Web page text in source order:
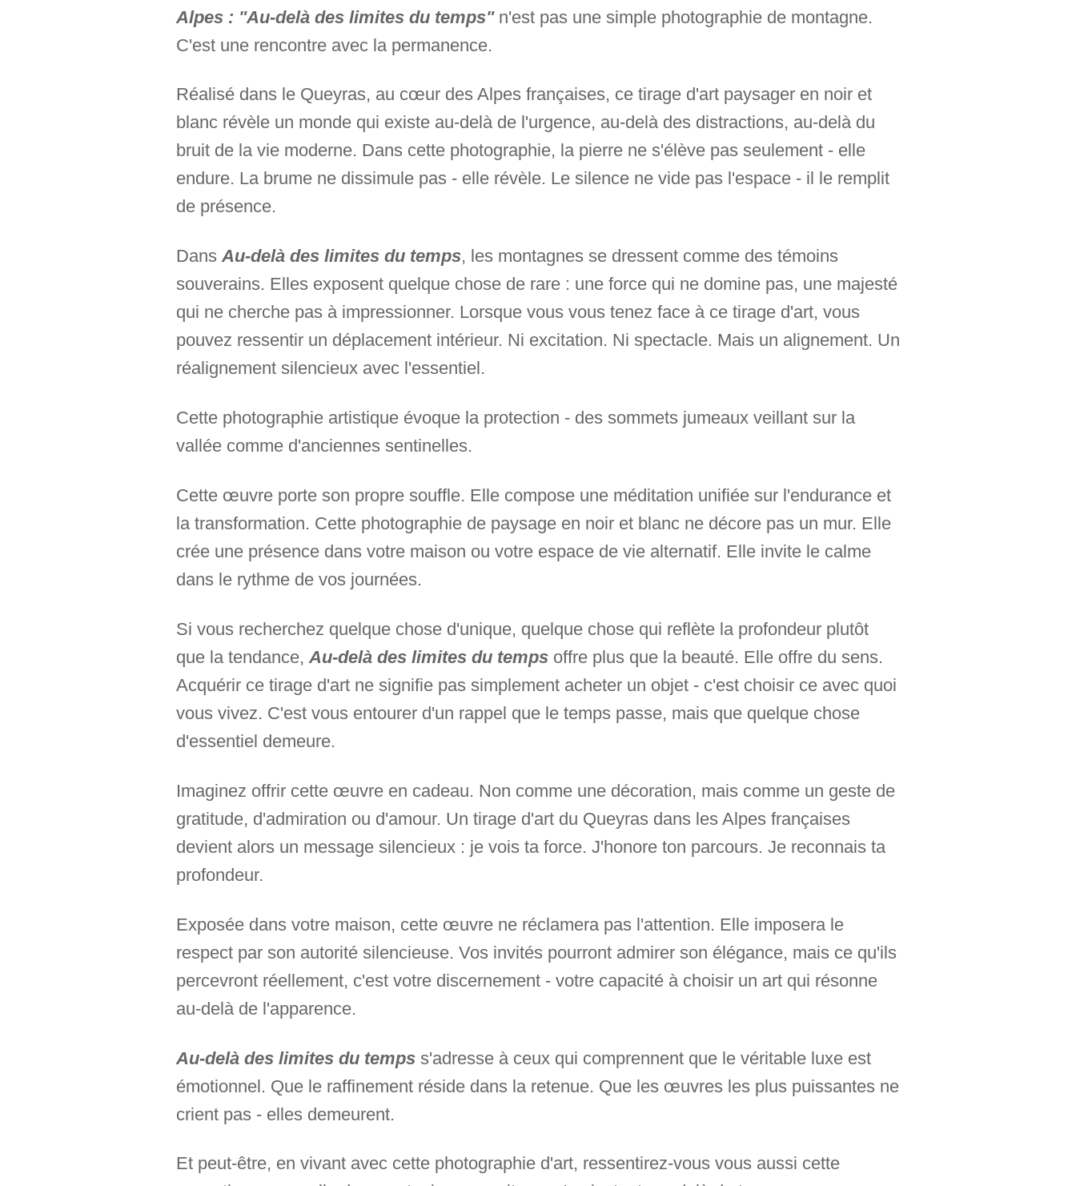
Alpes : "Au-delà des limites du temps"n'est pas une simple photographie de montagne.
C'est une rencontre avec la permanence.
Réalisé dans le Queyras, au cœur des Alpes françaises, ce tirage d'art paysager en noir et
blanc révèle un monde qui existe au-delà de l'urgence, au-delà des distractions, au-delà du
bruit de la vie moderne. Dans cette photographie, la pierre ne s'élève pas seulement - elle
endure. La brume ne dissimule pas - elle révèle. Le silence ne vide pas l'espace - il le remplit
de présence.
DansAu-delà des limites du temps, les montagnes se dressent comme des témoins
souverains. Elles exposent quelque chose de rare : une force qui ne domine pas, une majesté
qui ne cherche pas à impressionner. Lorsque vous vous tenez face à ce tirage d'art, vous
pouvez ressentir un déplacement intérieur. Ni excitation. Ni spectacle. Mais un alignement. Un
réalignement silencieux avec l'essentiel.
Cette photographie artistique évoque la protection - des sommets jumeaux veillant sur la
vallée comme d'anciennes sentinelles.
Cette œuvre porte son propre souffle. Elle compose une méditation unifiée sur l'endurance et
la transformation. Cette photographie de paysage en noir et blanc ne décore pas un mur. Elle
crée une présence dans votre maison ou votre espace de vie alternatif. Elle invite le calme
dans le rythme de vos journées.
Si vous recherchez quelque chose d'unique, quelque chose qui reflète la profondeur plutôt
que la tendance, Au-delà des limites du tempsoffre plus que la beauté. Elle offre du sens.
Acquérir ce tirage d'art ne signifie pas simplement acheter un objet - c'est choisir ce avec quoi
vous vivez. C'est vous entourer d'un rappel que le temps passe, mais que quelque chose
d'essentiel demeure.
Imaginez offrir cette œuvre en cadeau. Non comme une décoration, mais comme un geste de
gratitude, d'admiration ou d'amour. Un tirage d'art du Queyras dans les Alpes françaises
devient alors un message silencieux : je vois ta force. J'honore ton parcours. Je reconnais ta
profondeur.
Exposée dans votre maison, cette œuvre ne réclamera pas l'attention. Elle imposera le
respect par son autorité silencieuse. Vos invités pourront admirer son élégance, mais ce qu'ils
percevront réellement, c'est votre discernement - votre capacité à choisir un art qui résonne
au-delà de l'apparence.
Au-delà des limites du tempss'adresse à ceux qui comprennent que le véritable luxe est
émotionnel. Que le raffinement réside dans la retenue. Que les œuvres les plus puissantes ne
crient pas - elles demeurent.
Et peut-être, en vivant avec cette photographie d'art, ressentirez-vous vous aussi cette